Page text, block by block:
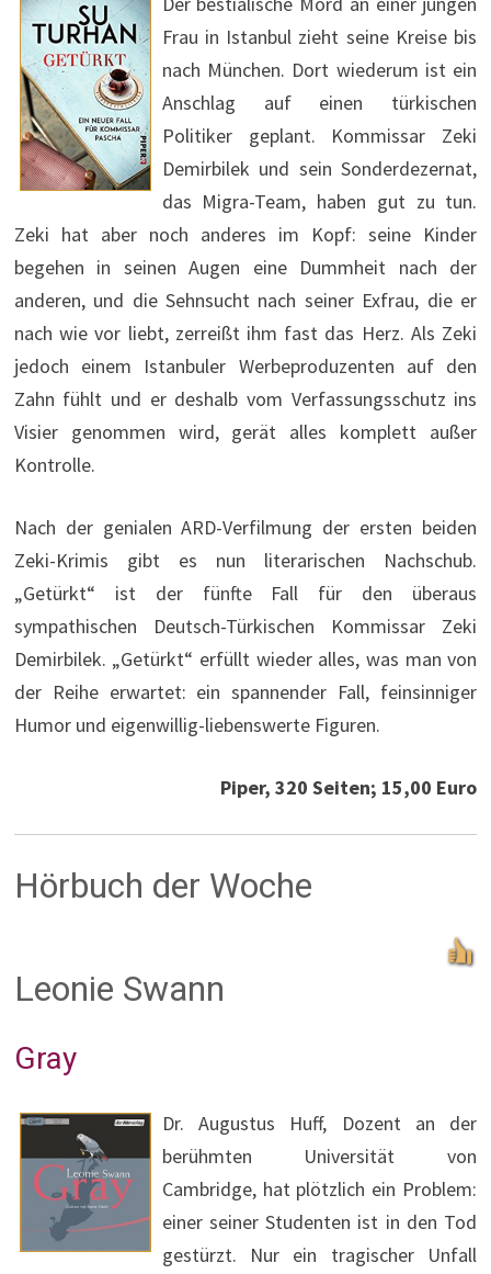
Frau in Istanbul zieht seine Kreise bis
nach München. Dort wiederum ist ein
Anschlag auf einen türkischen
Politiker geplant. Kommissar Zeki
Demirbilek und sein Sonderdezernat,
das Migra-Team, haben gut zu tun.
Zeki hat aber noch anderes im Kopf: seine Kinder
begehen in seinen Augen eine Dummheit nach der
anderen, und die Sehnsucht nach seiner Exfrau, die er
nach wie vor liebt, zerreißt ihm fast das Herz. Als Zeki
jedoch einem Istanbuler Werbeproduzenten auf den
Zahn fühlt und er deshalb vom Verfassungsschutz ins
Visier genommen wird, gerät alles komplett außer
Kontrolle.
Nach der genialen ARD-Verfilmung der ersten beiden
Zeki-Krimis gibt es nun literarischen Nachschub.
„Getürkt“ ist der fünfte Fall für den überaus
sympathischen Deutsch-Türkischen Kommissar Zeki
Demirbilek. „Getürkt“ erfüllt wieder alles, was man von
der Reihe erwartet: ein spannender Fall, feinsinniger
Humor und eigenwillig-liebenswerte Figuren.
Piper, 320 Seiten; 15,00 Euro
Hörbuch der Woche
Leonie Swann
Gray
Dr. Augustus Huff, Dozent an der
berühmten Universität von
Cambridge, hat plötzlich ein Problem:
einer seiner Studenten ist in den Tod
gestürzt. Nur ein tragischer Unfall